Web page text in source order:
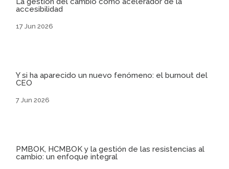
accesibilidad
17 Jun 2026
Y si ha aparecido un nuevo fenómeno: el burnout del
CEO
7 Jun 2026
PMBOK, HCMBOK y la gestión de las resistencias al
cambio: un enfoque integral